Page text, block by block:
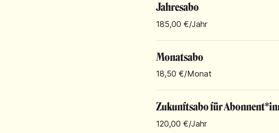
Jahresabo
185,00 €/Jahr
Monatsabo
18,50 €/Monat
Zukunftsabo für
120,00 €/Jahr